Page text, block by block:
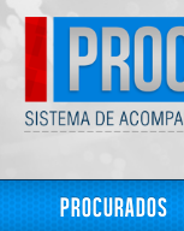
Procurados